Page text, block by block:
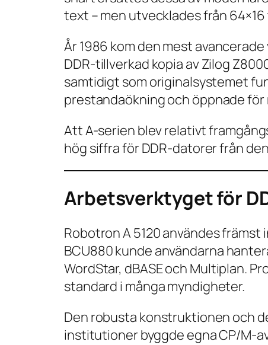
text – men utvecklades från
År 1986 kom den mest
DDR-tillverkad kopia av Zilog
samtidigt som originalsystemet
prestandaökning och öppnade
Att A-serien blev relativt
hög siffra för DDR-datorer från
Arbetsverktyget för
Robotron A 5120 användes
BCU880 kunde användarna
WordStar, dBASE och Multiplan.
standard i många myndigheter.
Den robusta konstruktionen och
institutioner byggde egna CP/M-